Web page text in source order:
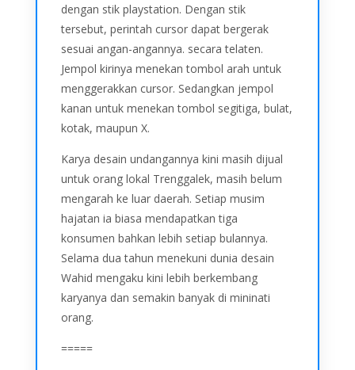
dengan stik playstation. Dengan stik
tersebut, perintah cursor dapat bergerak
sesuai angan-angannya. secara telaten.
Jempol kirinya menekan tombol arah untuk
menggerakkan cursor. Sedangkan jempol
kanan untuk menekan tombol segitiga, bulat,
kotak, maupun X.
Karya desain undangannya kini masih dijual
untuk orang lokal Trenggalek, masih belum
mengarah ke luar daerah. Setiap musim
hajatan ia biasa mendapatkan tiga
konsumen bahkan lebih setiap bulannya.
Selama dua tahun menekuni dunia desain
Wahid mengaku kini lebih berkembang
karyanya dan semakin banyak di mininati
orang.
=====